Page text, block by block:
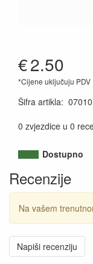
€2.50
*Cijene uključuju PDV
Šifra artikla:
0 zvjezdice u 0
Dostupno
Recenzije
Na vašem
Napiši recenziju